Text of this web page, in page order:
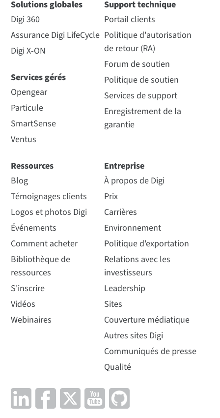
Solutions globales
Digi 360
Assurance Digi LifeCycle
Digi X-ON
Services gérés
Opengear
Particule
SmartSense
Ventus
Support technique
Portail clients
Politique d'autorisation
de retour (RA)
Forum de soutien
Politique de soutien
Services de support
Enregistrement de la
garantie
Ressources
Blog
Témoignages clients
Logos et photos Digi
Événements
Comment acheter
Bibliothèque de
ressources
S'inscrire
Vidéos
Webinaires
Entreprise
À propos de Digi
Prix
Carrières
Environnement
Politique d'exportation
Relations avec les
investisseurs
Leadership
Sites
Couverture médiatique
Autres sites Digi
Communiqués de presse
Qualité